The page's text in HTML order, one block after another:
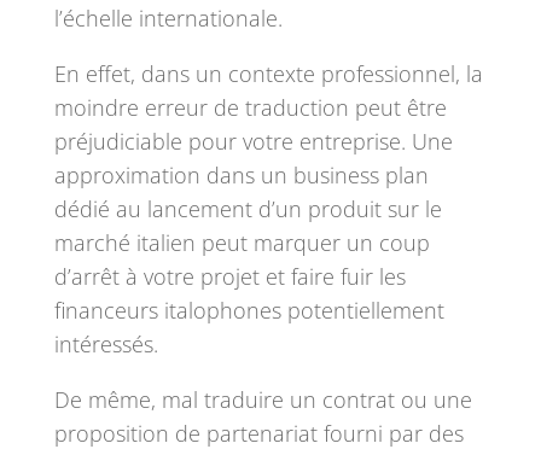
l’échelle internationale.
En effet, dans un contexte professionnel, la
moindre erreur de traduction peut être
préjudiciable pour votre entreprise. Une
approximation dans un business plan
dédié au lancement d’un produit sur le
marché italien peut marquer un coup
d’arrêt à votre projet et faire fuir les
financeurs italophones potentiellement
intéressés.
De même, mal traduire un contrat ou une
proposition de partenariat fourni par des